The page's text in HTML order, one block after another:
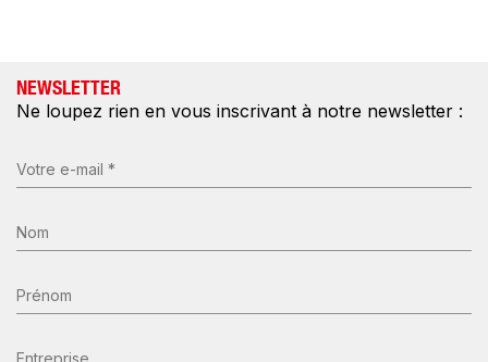
NEWSLETTER
Ne loupez rien en vous inscrivant à notre newsletter :
E-
mail
Nom
*
Prénom
Entreprise